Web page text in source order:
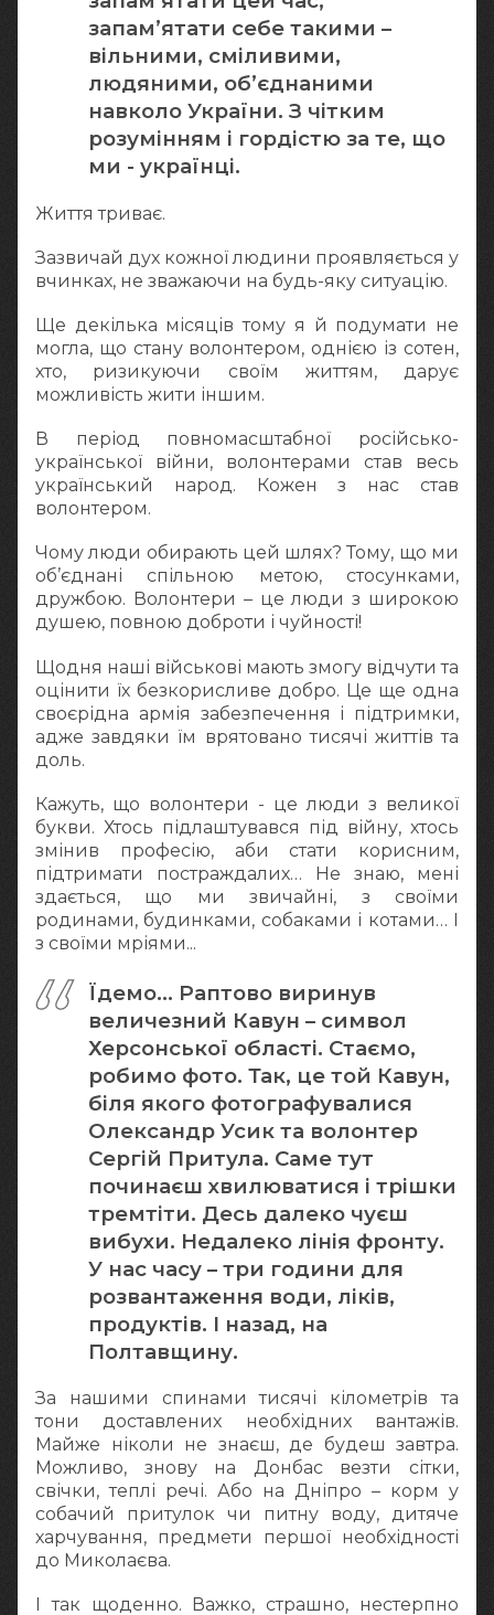
запам’ятати себе такими –
вільними, сміливими,
людяними, об’єднаними
навколо України. З чітким
розумінням і гордістю за те, що
ми - українці.
Життя триває.
Зазвичай дух кожної людини проявляється у
вчинках, не зважаючи на будь-яку ситуацію.
Ще декілька місяців тому я й подумати не
могла, що стану волонтером, однією із сотен,
хто, ризикуючи своїм життям, дарує
можливість жити іншим.
В період повномасштабної російсько-
української війни, волонтерами став весь
український народ. Кожен з нас став
волонтером.
Чому люди обирають цей шлях? Тому, що ми
об’єднані спільною метою, стосунками,
дружбою. Волонтери – це люди з широкою
душею, повною доброти і чуйності!
Щодня наші військові мають змогу відчути та
оцінити їх безкорисливе добро. Це ще одна
своєрідна армія забезпечення і підтримки,
адже завдяки їм врятовано тисячі життів та
доль.
Кажуть, що волонтери - це люди з великої
букви. Хтось підлаштувався під війну, хтось
змінив професію, аби стати корисним,
підтримати постраждалих… Не знаю, мені
здається, що ми звичайні, з своїми
родинами, будинками, собаками і котами… І
з своїми мріями...
Їдемо… Раптово виринув
величезний Кавун – символ
Херсонської області. Стаємо,
робимо фото. Так, це той Кавун,
біля якого фотографувалися
Олександр Усик та волонтер
Сергій Притула. Саме тут
починаєш хвилюватися і трішки
тремтіти. Десь далеко чуєш
вибухи. Недалеко лінія фронту.
У нас часу – три години для
розвантаження води, ліків,
продуктів. І назад, на
Полтавщину.
За нашими спинами тисячі кілометрів та
тони доставлених необхідних вантажів.
Майже ніколи не знаєш, де будеш завтра.
Можливо, знову на Донбас везти сітки,
свічки, теплі речі. Або на Дніпро – корм у
собачий притулок чи питну воду, дитяче
харчування, предмети першої необхідності
до Миколаєва.
І так щоденно. Важко, страшно, нестерпно